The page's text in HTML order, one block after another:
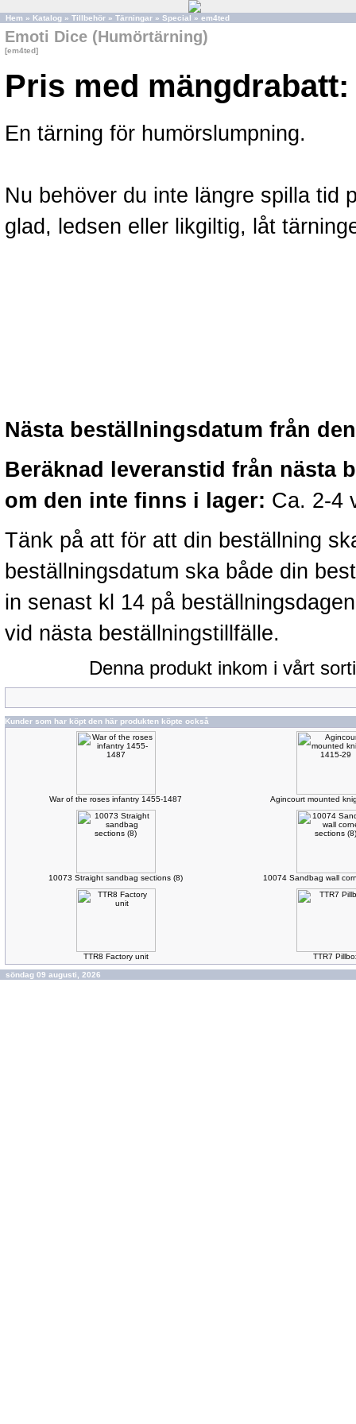
Hem » Katalog » Tillbehör » Tärningar » Special » em4ted
Emoti Dice (Humörtärning)
[em4ted]
Pris med mängdrabatt:
En tärning för humörslumpning.
Nu behöver du inte längre spilla tid
glad, ledsen eller likgiltig, låt
Nästa beställningsdatum från
Beräknad leveranstid från nästa
om den inte finns i lager: Ca. 2-4
Tänk på att för att din beställning
beställningsdatum ska både din
in senast kl 14 på
vid nästa beställningstillfälle.
Denna produkt inkom i vårt
Kunder som har köpt den här produkten köpte också
War of the roses infantry 1455-1487 Agincourt mounted
10073 Straight sandbag sections (8) 10074 Sandbag wall
TTR8 Factory unit TTR7
söndag 09 augusti, 2026